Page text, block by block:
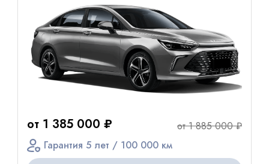
от 1 385 000 ₽
от 1 885 000 ₽
Гарантия 5 лет / 100 000 км